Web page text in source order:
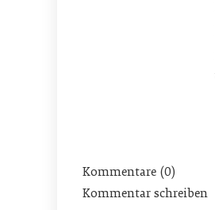
Kommentare (0)
Kommentar schreiben